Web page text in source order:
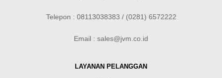
Telepon : 08113038383 / (0281) 6572222
Email : sales@jvm.co.id
LAYANAN PELANGGAN